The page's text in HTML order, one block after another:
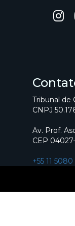
Tribunal de
CNPJ
Av. Prof.
CEP
+55 11